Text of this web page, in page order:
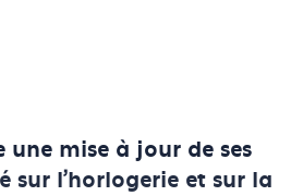
une mise à jour de ses
sur l'horlogerie et sur la